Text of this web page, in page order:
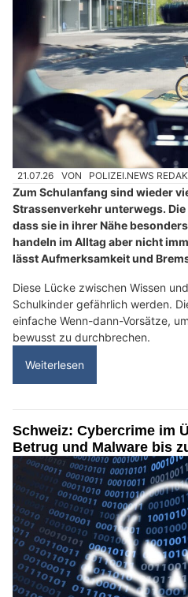
21.07.26 VON POLIZEI.NEWS
Zum Schulanfang sind wieder
Strassenverkehr unterwegs.
dass sie in ihrer Nähe
handeln im Alltag aber nicht
lässt Aufmerksamkeit und
Diese Lücke zwischen Wissen
Schulkinder gefährlich werden.
einfache Wenn-dann-Vorsätze,
bewusst zu durchbrechen.
Weiterlesen
Schweiz: Cybercrime im
Betrug und Malware bis